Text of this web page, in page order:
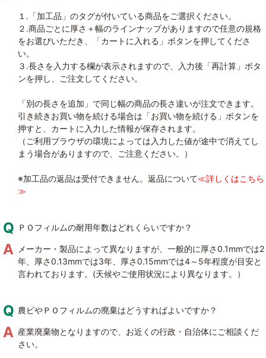
１.「加工品」のタグが付いている商品をご選択ください。
２.商品ごとに厚さ＋幅のラインナップがありますので任意の規格
をお選びいただき、「カートに入れる」ボタンを押してくださ
い。
３.長さを入力する欄が表示されますので、入力後「再計算」ボタ
ンを押し、ご注文してください。
「別の長さを追加」で同じ幅の商品の長さ違いが注文できます。
引き続きお買い物を続ける場合は「お買い物を続ける」ボタンを
押すと、カートに入力した情報が保存されます。
（ご利用ブラウザの環境によっては入力した値が途中で消えてし
まう場合がありますので、ご注意ください。）
※加工品の返品は受付できません。返品について≪詳しくはこちら
≫
ＰＯフィルムの耐用年数はどれくらいですか？
メーカー・製品によって異なりますが、一般的に厚さ0.1mmでは2
年、厚さ0.13mmでは3年、厚さ0.15mmでは4～5年程度が目安と
言われております。(天候やご使用状況により異なります。）
農ビやＰＯフィルムの廃棄はどうすればよいですか？
産業廃棄物となりますので、お近くの行政・自治体にご相談くだ
さい。